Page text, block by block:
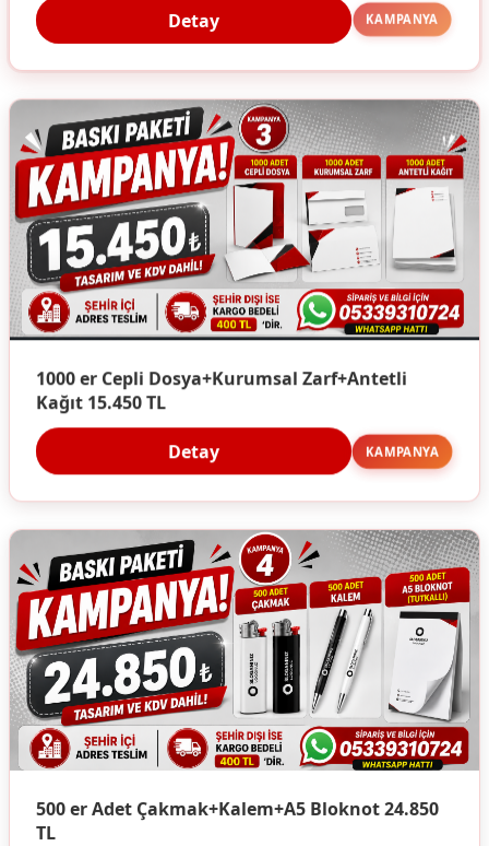
Detay KAMPANYA
1000 er Cepli Dosya+Kurumsal Zarf+Antetli
Kağıt 15.450 TL
Detay KAMPANYA
500 er Adet Çakmak+Kalem+A5 Bloknot 24.850
TL